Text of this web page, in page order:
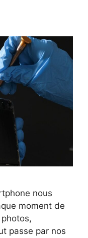
nous
moment de
passe par nos